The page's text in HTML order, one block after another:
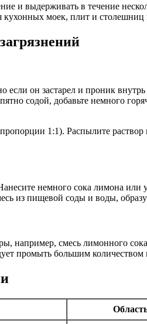
и выдерживать в течение
кухонных моек, плит и
он застарел и проник
содой, добавьте немного
1:1). Распылите
немного сока лимона или
из пищевой соды и воды,
например, смесь лимонного
промыть большим количеством